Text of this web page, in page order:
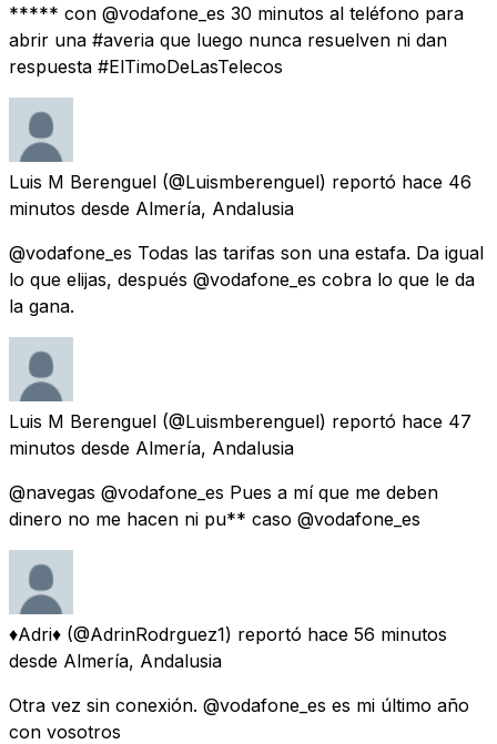
***** con @vodafone_es 30 minutos al teléfono para
abrir una #averia que luego nunca resuelven ni dan
respuesta #ElTimoDeLasTelecos
Luis M Berenguel (@Luismberenguel) reportó hace 46
minutos desde Almería, Andalusia
@vodafone_es Todas las tarifas son una estafa. Da igual
lo que elijas, después @vodafone_es cobra lo que le da
la gana.
Luis M Berenguel (@Luismberenguel) reportó hace 47
minutos desde Almería, Andalusia
@navegas @vodafone_es Pues a mí que me deben
dinero no me hacen ni pu** caso @vodafone_es
♦Adri♦ (@AdrinRodrguez1) reportó hace 56 minutos
desde Almería, Andalusia
Otra vez sin conexión. @vodafone_es es mi último año
con vosotros